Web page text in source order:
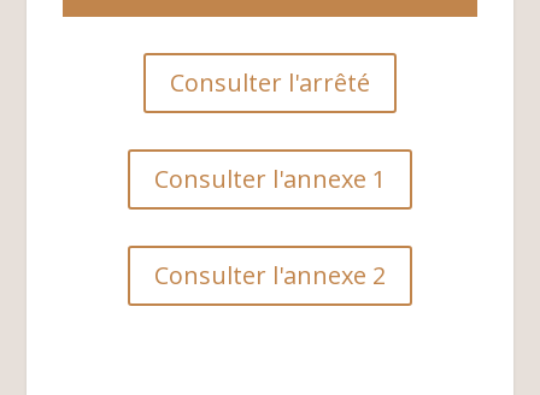
Consulter l'arrêté
Consulter l'annexe 1
Consulter l'annexe 2